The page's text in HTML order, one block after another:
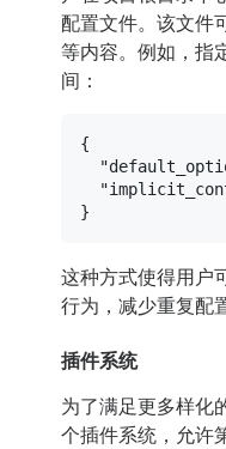
配置文件。该文件
等内容。例如，指
间：
{
}
这种方式使得用户
行为，减少重复配
插件系统
为了满足更多样化
个插件系统，允许